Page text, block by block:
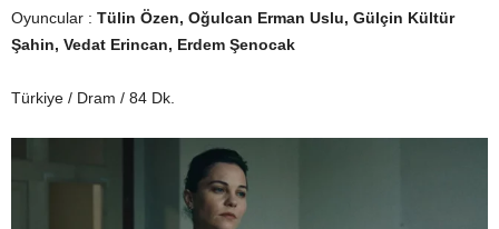
Oyuncular : Tülin Özen, Oğulcan Erman Uslu, Gülçin Kültür
Şahin, Vedat Erincan, Erdem Şenocak
Türkiye / Dram / 84 Dk.